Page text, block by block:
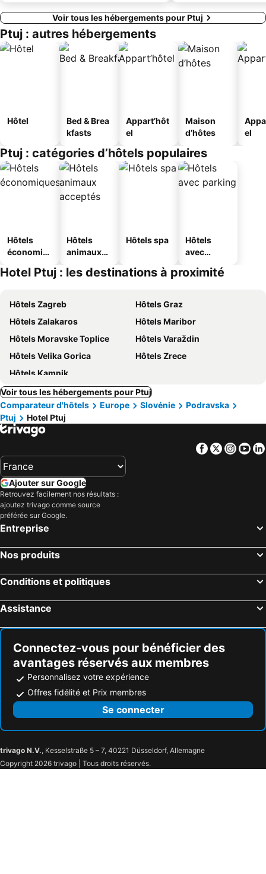
Voir tous les hébergements pour Ptuj
Ptuj : autres hébergements
Hôtel
Bed & Brea
kfasts
Appart’hôt
el
Maison
d’hôtes
el
Ptuj : catégories d’hôtels populaires
Hôtels
économiq
Hôtels
animaux
Hôtels spa
Hôtels
avec
Hotel Ptuj : les destinations à proximité
Hôtels Zagreb
Hôtels Graz
Hôtels Zalakaros
Hôtels Maribor
Hôtels Moravske Toplice
Hôtels Varaždin
Hôtels Velika Gorica
Hôtels Zrece
Hôtels Kamnik
Voir tous les hébergements pour Ptuj
Comparateur d'hôtels
Europe Slovénie
Podravska
Ptuj
Hotel Ptuj
Facebook
Twitter
Ajouter sur Google
Retrouvez facilement nos résultats :
ajoutez trivago comme source
préférée sur Google.
Entreprise
Nos produits
Conditions et politiques
Assistance
Connectez-vous pour bénéficier des
avantages réservés aux membres
Personnalisez votre expérience
Offres fidélité et Prix membres
Se connecter
trivago N.V., Kesselstraße 5 – 7, 40221 Düsseldorf, Allemagne
Copyright 2026 trivago | Tous droits réservés.